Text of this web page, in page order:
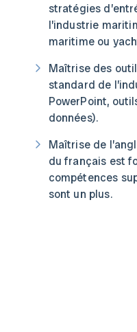
stratégies
l’industrie
maritime ou
Maîtrise des
standard de
PowerPoint,
données).
Maîtrise de
du français est
compétences
sont un plus.